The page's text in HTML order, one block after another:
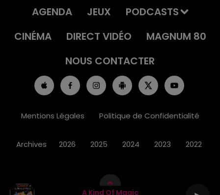
A Kind Of Magic
AGENDA
JEUX
PODCASTS
CINÉMA
DIRECT VIDÉO
MAGNUM 80
NOUS CONTACTER
Mentions Légales Politique de Confidentialité
Archives 2026 2025 2024 2023 2022